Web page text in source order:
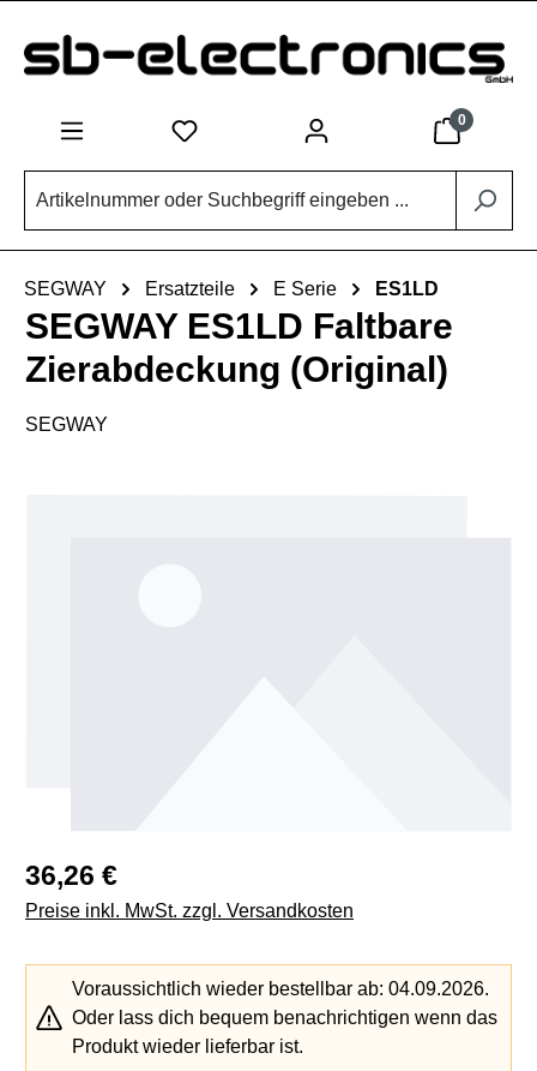
0
SEGWAY Ersatzteile E Serie ES1LD
SEGWAY ES1LD Faltbare
Zierabdeckung (Original)
SEGWAY
Regulärer Preis:
36,26 €
Preise inkl. MwSt. zzgl. Versandkosten
Voraussichtlich wieder bestellbar ab: 04.09.2026.
Oder lass dich bequem benachrichtigen wenn das
Produkt wieder lieferbar ist.